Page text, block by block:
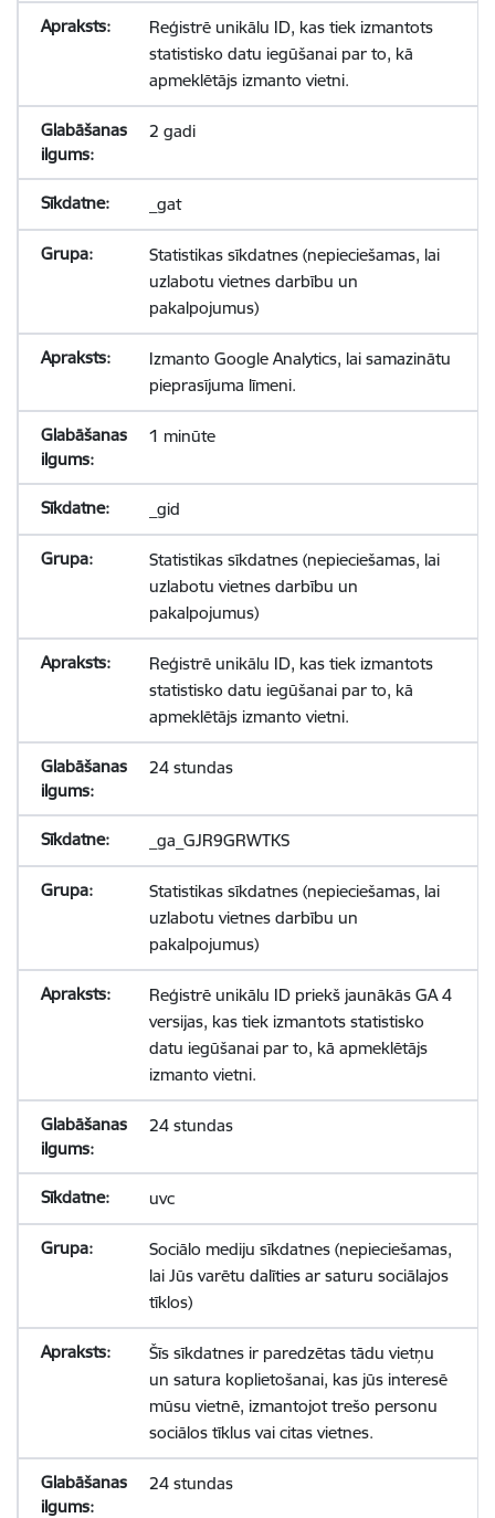
Reģistrē unikālu ID, kas tiek izmantots
statistisko datu iegūšanai par to, kā
apmeklētājs izmanto vietni.
2 gadi
_gat
Statistikas sīkdatnes (nepieciešamas, lai
uzlabotu vietnes darbību un
pakalpojumus)
Izmanto Google Analytics, lai samazinātu
pieprasījuma līmeni.
1 minūte
_gid
Statistikas sīkdatnes (nepieciešamas, lai
uzlabotu vietnes darbību un
pakalpojumus)
Reģistrē unikālu ID, kas tiek izmantots
statistisko datu iegūšanai par to, kā
apmeklētājs izmanto vietni.
24 stundas
_ga_GJR9GRWTKS
Statistikas sīkdatnes (nepieciešamas, lai
uzlabotu vietnes darbību un
pakalpojumus)
Reģistrē unikālu ID priekš jaunākās GA 4
versijas, kas tiek izmantots statistisko
datu iegūšanai par to, kā apmeklētājs
izmanto vietni.
24 stundas
uvc
Sociālo mediju sīkdatnes (nepieciešamas,
lai Jūs varētu dalīties ar saturu sociālajos
tīklos)
Šīs sīkdatnes ir paredzētas tādu vietņu
un satura koplietošanai, kas jūs interesē
mūsu vietnē, izmantojot trešo personu
sociālos tīklus vai citas vietnes.
24 stundas